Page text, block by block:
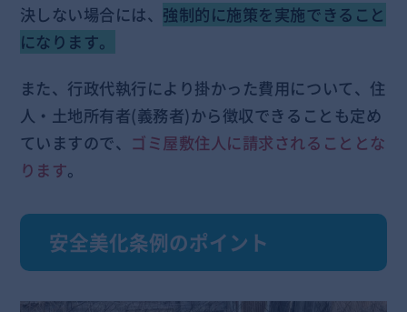
決しない場合には、 強制的に施策を実施できること
になります。
また、行政代執行により掛かった費用について、住
人・土地所有者(義務者)から徴収できることも定め
ていますので、 ゴミ屋敷住人に請求されることとな
ります。
安全美化条例のポイント